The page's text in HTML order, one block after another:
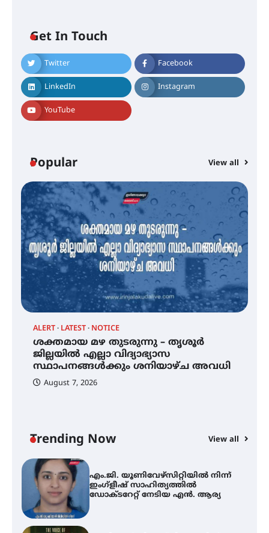
Get In Touch
Twitter Facebook
LinkedIn Instagram
YouTube
Popular View all
ALERT LATEST NOTICE
ശക്തമായ മഴ തുടരുന്നു – തൃശൂർ
ജില്ലയിൽ എല്ലാ വിദ്യാഭ്യാസ
സ്ഥാപനങ്ങൾക്കും ശനിയാഴ്ച അവധി
August 7, 2026
Trending Now View all
എം.ജി. യൂണിവേഴ്‌സിറ്റിയിൽ നിന്ന്
ഇംഗ്ളീഷ് സാഹിത്യത്തിൽ
ഡോക്ടറേറ്റ് നേടിയ എൻ. ആര്യ
വെള്ളിയാഴ്ച സ്‌ക്രീൻ ചെയ്യുന്നു
സെന്റ് ജോസഫ്സ് കോളജ്
കോമേഴ്‌സ് അസോസിയേഷന്
തുടക്കമായി
കോമേഴ്സ് എക്സ്പോയുമായി
എസ് എൻ ഹയർ സെക്കൻഡറി
വിദ്യാർത്ഥികൾ
സർഗ്ഗസാഹിതി- കവിതാസംഗമം
2026 കവിതാ ചർച്ച കാട്ടൂർ, ടി. കെ.
ബാലൻ ഹാളിൽ 16ന്
അവധി
എം.ജി. യൂണിവേഴ്‌സിറ്റിയിൽ നിന്ന്
ഇംഗ്ളീഷ് സാഹിത്യത്തിൽ
ഡോക്ടറേറ്റ് നേടിയ എൻ. ആര്യ